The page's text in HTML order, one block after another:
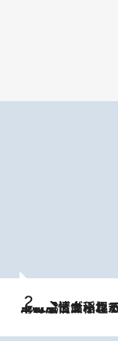
2026.8.5
下町風情あふれる台北屈指の人気エリア・大稲埕でセンスのいい台湾土産《ヴ